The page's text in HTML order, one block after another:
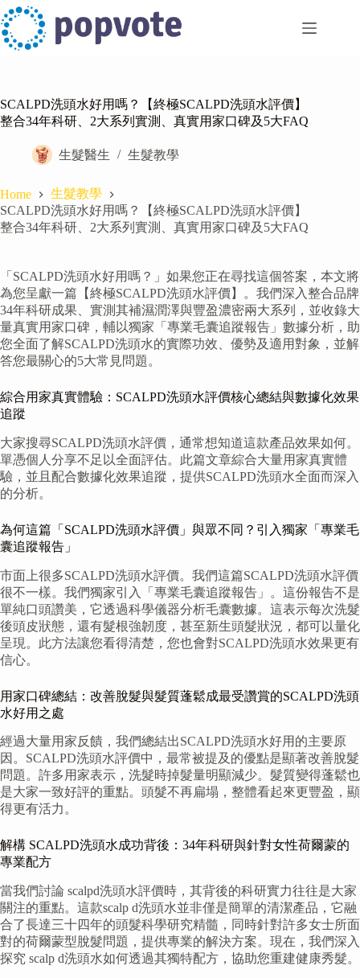
Skip
to
content
SCALPD洗頭水好用嗎？【終極SCALPD洗頭水評價】
整合34年科研、2大系列實測、真實用家口碑及5大FAQ
生髮醫生 生髮教學
Home
生髮教學
SCALPD洗頭水好用嗎？【終極SCALPD洗頭水評價】
整合34年科研、2大系列實測、真實用家口碑及5大FAQ
「SCALPD洗頭水好用嗎？」如果您正在尋找這個答案，本文將
為您呈獻一篇【終極SCALPD洗頭水評價】。我們深入整合品牌
34年科研成果、實測其補濕潤澤與豐盈濃密兩大系列，並收錄大
量真實用家口碑，輔以獨家「專業毛囊追蹤報告」數據分析，助
您全面了解SCALPD洗頭水的實際功效、優勢及適用對象，並解
答您最關心的5大常見問題。
綜合用家真實體驗：SCALPD洗頭水評價核心總結與數據化效果
追蹤
大家搜尋SCALPD洗頭水評價，通常想知道這款產品效果如何。
單憑個人分享不足以全面評估。此篇文章綜合大量用家真實體
驗，並且配合數據化效果追蹤，提供SCALPD洗頭水全面而深入
的分析。
為何這篇「SCALPD洗頭水評價」與眾不同？引入獨家「專業毛
囊追蹤報告」
市面上很多SCALPD洗頭水評價。我們這篇SCALPD洗頭水評價
很不一樣。我們獨家引入「專業毛囊追蹤報告」。這份報告不是
單純口頭讚美，它透過科學儀器分析毛囊數據。這表示每次洗髮
後頭皮狀態，還有髮根強韌度，甚至新生頭髮狀況，都可以量化
呈現。此方法讓您看得清楚，您也會對SCALPD洗頭水效果更有
信心。
用家口碑總結：改善脫髮與髮質蓬鬆成最受讚賞的SCALPD洗頭
水好用之處
經過大量用家反饋，我們總結出SCALPD洗頭水好用的主要原
因。SCALPD洗頭水評價中，最常被提及的優點是顯著改善脫髮
問題。許多用家表示，洗髮時掉髮量明顯減少。髮質變得蓬鬆也
是大家一致好評的重點。頭髮不再扁塌，整體看起來更豐盈，顯
得更有活力。
解構 SCALPD洗頭水成功背後：34年科研與針對女性荷爾蒙的
專業配方
當我們討論 scalpd洗頭水評價時，其背後的科研實力往往是大家
關注的重點。這款scalp d洗頭水並非僅是簡單的清潔產品，它融
合了長達三十四年的頭髮科學研究精髓，同時針對許多女士所面
對的荷爾蒙型脫髮問題，提供專業的解決方案。現在，我們深入
探究 scalp d洗頭水如何透過其獨特配方，協助您重建健康秀髮。